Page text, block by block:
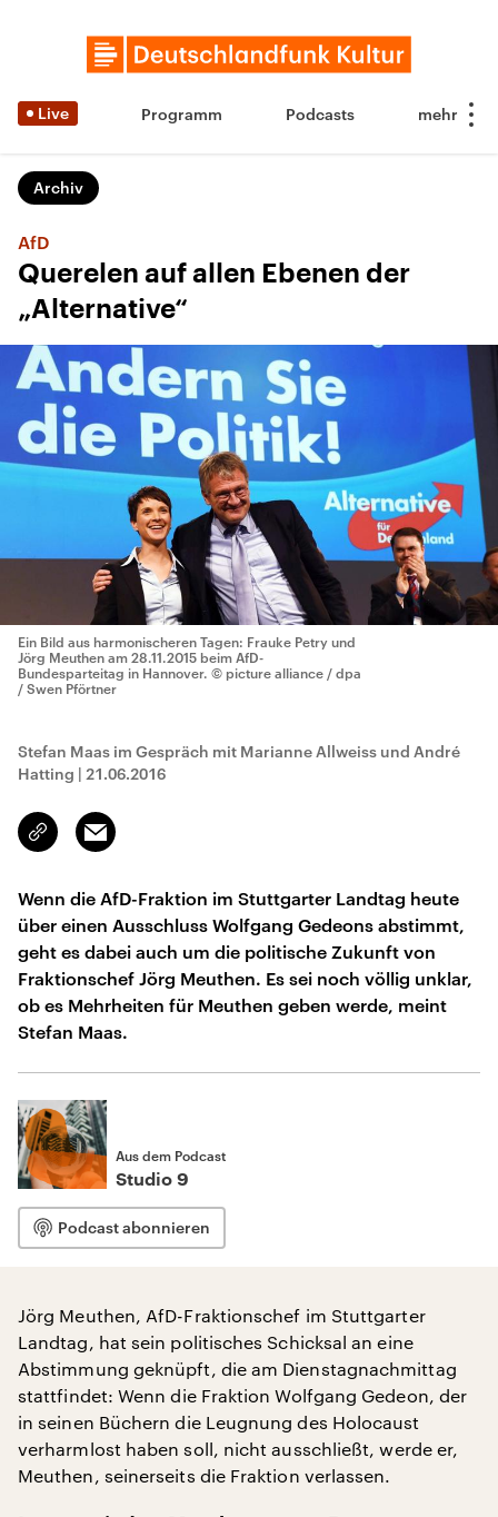
Live Programm Podcasts
Archiv
AfD
Querelen auf allen Ebenen der
„Alternative“
Ein Bild aus harmonischeren Tagen: Frauke Petry und
Jörg Meuthen am 28.11.2015 beim AfD-
Bundesparteitag in Hannover. © picture alliance / dpa
/ Swen Pförtner
Stefan Maas im Gespräch mit Marianne Allweiss und André
Hatting | 21.06.2016
Link
kopieren/teilen
Email
Wenn die AfD-Fraktion im Stuttgarter Landtag heute
über einen Ausschluss Wolfgang Gedeons abstimmt,
geht es dabei auch um die politische Zukunft von
Fraktionschef Jörg Meuthen. Es sei noch völlig unklar,
ob es Mehrheiten für Meuthen geben werde, meint
Stefan Maas.
Aus dem Podcast
Studio 9
Podcast abonnieren
Jörg Meuthen, AfD-Fraktionschef im Stuttgarter
Landtag, hat sein politisches Schicksal an eine
Abstimmung geknüpft, die am Dienstagnachmittag
stattfindet: Wenn die Fraktion Wolfgang Gedeon, der
in seinen Büchern die Leugnung des Holocaust
verharmlost haben soll, nicht ausschließt, werde er,
Meuthen, seinerseits die Fraktion verlassen.